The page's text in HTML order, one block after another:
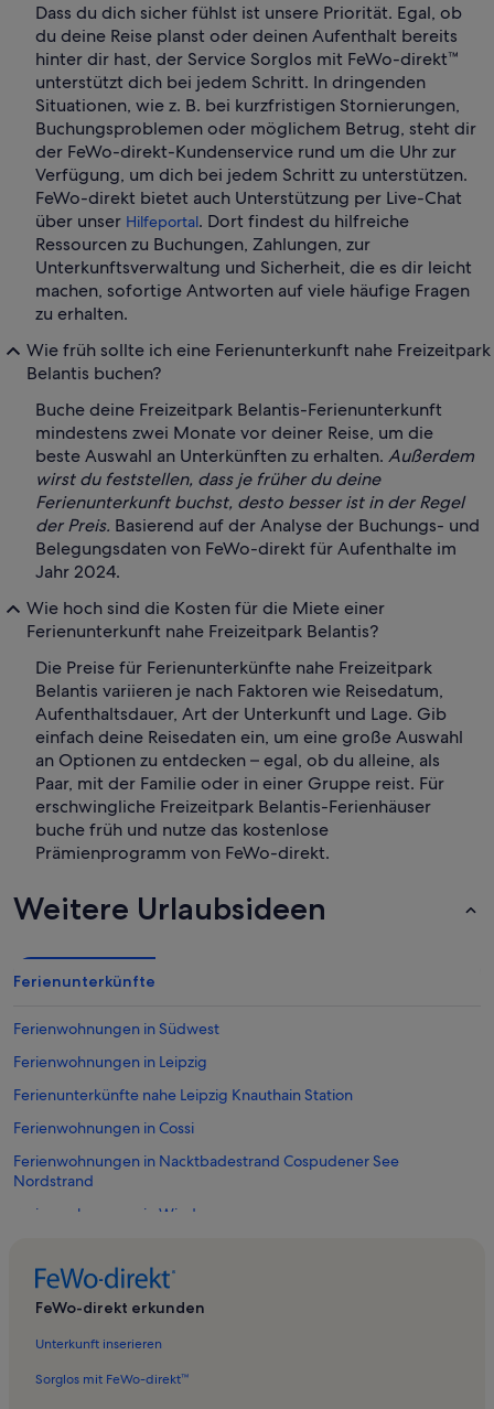
Dass du dich sicher fühlst ist unsere Priorität. Egal, ob
du deine Reise planst oder deinen Aufenthalt bereits
hinter dir hast, der Service Sorglos mit FeWo-direkt™
unterstützt dich bei jedem Schritt. In dringenden
Situationen, wie z. B. bei kurzfristigen Stornierungen,
Buchungsproblemen oder möglichem Betrug, steht dir
der FeWo-direkt-Kundenservice rund um die Uhr zur
Verfügung, um dich bei jedem Schritt zu unterstützen.
FeWo-direkt bietet auch Unterstützung per Live-Chat
über unser Hilfeportal. Dort findest du hilfreiche
Ressourcen zu Buchungen, Zahlungen, zur
Unterkunftsverwaltung und Sicherheit, die es dir leicht
machen, sofortige Antworten auf viele häufige Fragen
zu erhalten.
Wie früh sollte ich eine Ferienunterkunft nahe Freizeitpark
Belantis buchen?
Buche deine Freizeitpark Belantis-Ferienunterkunft
mindestens zwei Monate vor deiner Reise, um die
beste Auswahl an Unterkünften zu erhalten. Außerdem
wirst du feststellen, dass je früher du deine
Ferienunterkunft buchst, desto besser ist in der Regel
der Preis. Basierend auf der Analyse der Buchungs- und
Belegungsdaten von FeWo-direkt für Aufenthalte im
Jahr 2024.
Wie hoch sind die Kosten für die Miete einer
Ferienunterkunft nahe Freizeitpark Belantis?
Die Preise für Ferienunterkünfte nahe Freizeitpark
Belantis variieren je nach Faktoren wie Reisedatum,
Aufenthaltsdauer, Art der Unterkunft und Lage. Gib
einfach deine Reisedaten ein, um eine große Auswahl
an Optionen zu entdecken – egal, ob du alleine, als
Paar, mit der Familie oder in einer Gruppe reist. Für
erschwingliche Freizeitpark Belantis-Ferienhäuser
buche früh und nutze das kostenlose
Prämienprogramm von FeWo-direkt.
Weitere Urlaubsideen
Ferienunterkünfte
Ferienwohnungen in Südwest
Ferienwohnungen in Leipzig
Ferienunterkünfte nahe Leipzig Knauthain Station
Ferienwohnungen in Cossi
Ferienwohnungen in Nacktbadestrand Cospudener See
Nordstrand
Ferienwohnungen in Wiederau
Ferienwohnungen in Knautkleeberg-Knauthain
Ferienwohnungen in Lausen-Grünau
Ferienunterkünfte nahe S-Bahn-Station Markkleeberg
FeWo-direkt erkunden
Unterkunft inserieren
Sorglos mit FeWo-direkt™